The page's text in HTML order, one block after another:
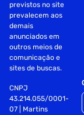
previstos no site
prevalecem aos
demais
anunciados em
outros meios de
comunicação e
sites de buscas.
CNPJ
43.214.055/0001-
07 | Martins